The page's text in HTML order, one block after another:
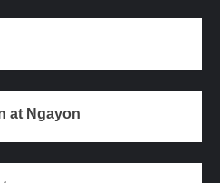
at Ngayon